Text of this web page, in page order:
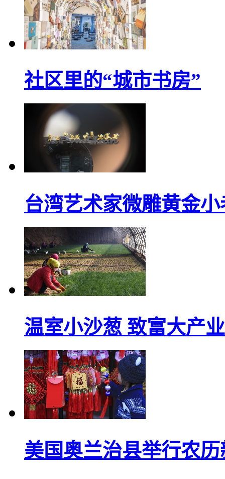
社区里的“城市书房”
台湾艺术家微雕黄金
温室小沙葱 致富大产业
美国奥兰治县举行农